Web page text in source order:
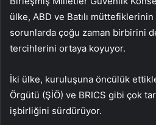
ülke, ABD ve Batılı müttefiklerinin
sorunlarda çoğu zaman birbirini
tercihlerini ortaya koyuyor.
İki ülke, kuruluşuna öncülük
Örgütü (ŞİÖ) ve BRICS gibi çok
işbirliğini sürdürüyor.